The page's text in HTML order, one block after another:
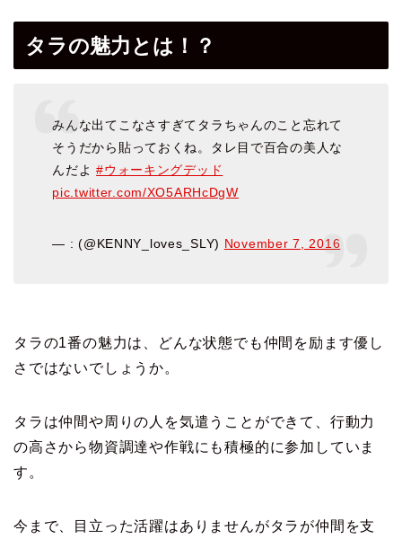
タラの魅力とは！？
みんな出てこなさすぎてタラちゃんのこと忘れて
そうだから貼っておくね。タレ目で百合の美人な
んだよ#ウォーキングデッド
pic.twitter.com/XO5ARHcDgW
— : (@KENNY_loves_SLY) November 7, 2016
タラの1番の魅力は、どんな状態でも仲間を励ます優し
さではないでしょうか。
タラは仲間や周りの人を気遣うことができて、行動力
の高さから物資調達や作戦にも積極的に参加していま
す。
今まで、目立った活躍はありませんがタラが仲間を支